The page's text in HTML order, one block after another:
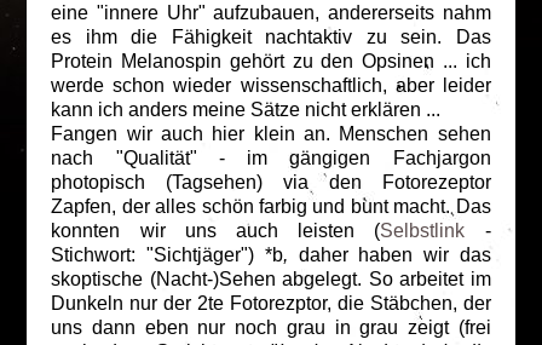
eine "innere Uhr" aufzubauen, andererseits nahm
es ihm die Fähigkeit nachtaktiv zu sein. Das
Protein Melanospin gehört zu den Opsinen ... ich
werde schon wieder wissenschaftlich, aber leider
kann ich anders meine Sätze nicht erklären ...
Fangen wir auch hier klein an. Menschen sehen
nach "Qualität" - im gängigen Fachjargon
photopisch (Tagsehen) via den Fotorezeptor
Zapfen, der alles schön farbig und bunt macht. Das
konnten wir uns auch leisten (Selbstlink -
Stichwort: "Sichtjäger") *b, daher haben wir das
skoptische (Nacht-)Sehen abgelegt. So arbeitet im
Dunkeln nur der 2te Fotorezptor, die Stäbchen, der
uns dann eben nur noch grau in grau zeigt (frei